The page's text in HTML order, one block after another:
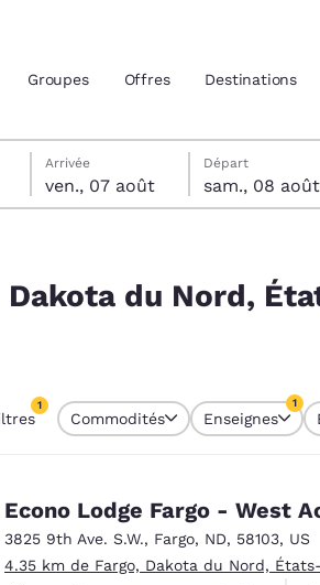
actuels
Latina Latin America
Español
Groupes Offres Destinations
vendredi 7 août
Arrivée
ven., 07 août
samedi 8 août
Départ
sam., 08 août
Date de départ sélectionnée au
Date d’arrivée sélectionnée au
du Nord,
1
actuellement sélectionné
Commodités Enseignes
1
Econo Lodge Fargo - West
3825 9th Ave. S.W., Fargo, ND, 58103, US
4.35 km de Fargo, Dakota du Nord,